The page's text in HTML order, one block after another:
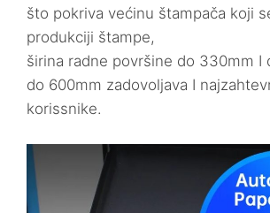
što pokriva većinu štampača koji
produkciji štampe,
širina radne površine do 330mm I
do 600mm zadovoljava I
korissnike.